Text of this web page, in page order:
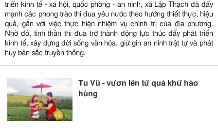
triển kinh tế - xã hội, quốc phòng - an ninh, xã Lập Thạch đã đẩy
mạnh các phong trào thi đua yêu nước theo hướng thiết thực, hiệu
quả, gắn với việc thực hiện nhiệm vụ chính trị của địa phương.
Nhờ đó, tinh thần thi đua trở thành động lực thúc đẩy phát triển
kinh tế, xây dựng đời sống văn hóa, giữ gìn an ninh trật tự và phát
huy bản sắc truyền thống.
Tu Vũ - vươn lên từ quá khứ hào
hùng